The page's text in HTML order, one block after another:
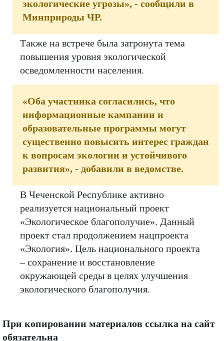
экологические угрозы», - сообщили в
Минприроды ЧР.
Также на встрече была затронута тема
повышения уровня экологической
осведомленности населения.
«Оба участника согласились, что
информационные кампании и
образовательные программы могут
существенно повысить интерес граждан
к вопросам экологии и устойчивого
развития», - добавили в ведомстве.
В Чеченской Республике активно
реализуется национальный проект
«Экологическое благополучие». Данный
проект стал продолжением нацпроекта
«Экология». Цель национального проекта
– сохранение и восстановление
окружающей среды в целях улучшения
экологического благополучия.
При копировании материалов ссылка на сайт
обязательна